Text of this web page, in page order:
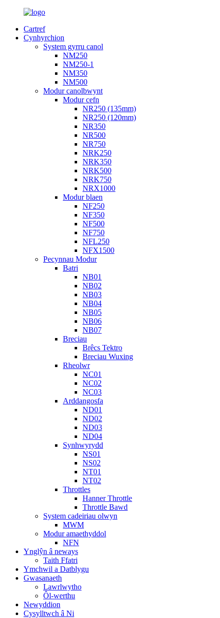
Cartref
Cynhyrchion
System gyrru canol
NM250
NM250-1
NM350
NM500
Modur canolbwynt
Modur cefn
NR250 (135mm)
NR250 (120mm)
NR350
NR500
NR750
NRK250
NRK350
NRK500
NRK750
NRX1000
Modur blaen
NF250
NF350
NF500
NF750
NFL250
NFX1500
Pecynnau Modur
Batri
NB01
NB02
NB03
NB04
NB05
NB06
NB07
Breciau
Brêcs Tektro
Breciau Wuxing
Rheolwr
NC01
NC02
NC03
Arddangosfa
ND01
ND02
ND03
ND04
Synhwyrydd
NS01
NS02
NT01
NT02
Throttles
Hanner Throttle
Throttle Bawd
System cadeiriau olwyn
MWM
Modur amaethyddol
NFN
Ynglŷn â neways
Taith Ffatri
Ymchwil a Datblygu
Gwasanaeth
Lawrlwytho
Ôl-werthu
Newyddion
Cysylltwch â Ni